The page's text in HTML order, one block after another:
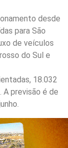
desde
para São
de veículos
do Sul e
18.032
previsão é de